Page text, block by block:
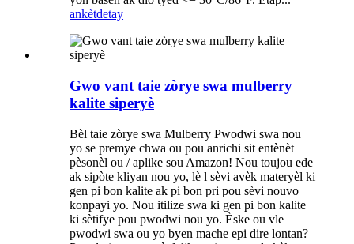
ankètdetay
Gwo vant taie zòrye swa mulberry
kalite siperyè
Bèl taie zòrye swa Mulberry Pwodwi swa nou
yo se premye chwa ou pou anrichi sit entènèt
pèsonèl ou / aplike sou Amazon! Nou toujou ede
ak sipòte kliyan nou yo, lè l sèvi avèk materyèl ki
gen pi bon kalite ak pi bon pri pou sèvi nouvo
konpayi yo. Nou itilize swa ki gen pi bon kalite
ki sètifye pou pwodwi nou yo. Èske ou vle
pwodwi swa ou yo byen mache epi dire lontan?